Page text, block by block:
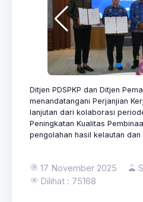
Ditjen PDSPKP dan Ditjen
menandatangani Perjanjian
lanjutan dari kolaborasi
Peningkatan Kualitas
pengolahan hasil kelautan dan
17 November 2025
Dilihat : 75168